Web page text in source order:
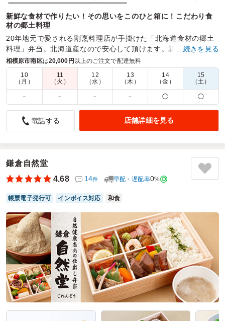
新鮮な食材で作りたい！その思いをこのひと箱に！こだわり食
材の郷土料理
20年地元で愛される割烹料理店が手掛けた「北海道食材の郷土
料理」弁当。北海道産なので安心して頂けます。新鮮食材を使
用し、試作を重ね、ベストの調理法でお詰めしました。
商品数： 締切日時： 1日前16:00 価格帯：
890円～1,700円
配達時間：
10:00～19:00
裏切らないクオリティ
4.5
いお弁当。ごはんの種類が多く、どうしても従業員の希望に
沿った対応ができません。牛肩ロースに関しては、どうして
も硬さがでてしまい、嚙み切れないなどの声もありました
が、それ以外は大変好評でした。同額程度で数種類のお弁当
の手間がなく大変スムーズにできます。これからもよろしく
お願い致します。
ご利用シーン：会議・セミナー›会議
参加者の年齢： 40代～50代男女比：男性多め
神奈川県相模原市南区大野台2024/07/29
北海のHACHIの口コミをもっと見る
…続きを見る
相模原市南区は20,000円 以上のご注文で配達無料
10
（月）
11
（火）
12
（水）
13
（木）
14
（金）
15
（土）
－ － － － ◯ ◯
電話する 店舗詳細を見る
鎌倉自然堂
4.68
14件 早配・遅配率0%
帳票電子発行可 インボイス対応 和食